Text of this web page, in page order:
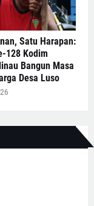
Satu Harapan:
128 Kodim
Bangun Masa
Desa Luso